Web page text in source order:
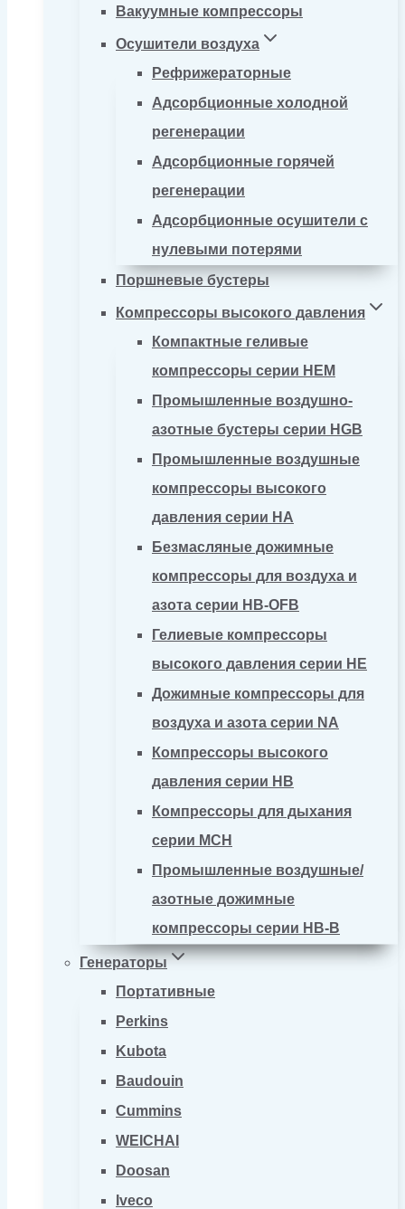
Вакуумные компрессоры
Осушители воздуха
Рефрижераторные
Адсорбционные холодной
регенерации
Адсорбционные горячей
регенерации
Адсорбционные осушители с
нулевыми потерями
Поршневые бустеры
Компрессоры высокого давления
Компактные геливые
компрессоры серии HEM
Промышленные воздушно-
азотные бустеры серии HGB
Промышленные воздушные
компрессоры высокого
давления серии HA
Безмасляные дожимные
компрессоры для воздуха и
азота серии HB-OFB
Гелиевые компрессоры
высокого давления серии HE
Дожимные компрессоры для
воздуха и азота серии NA
Компрессоры высокого
давления серии HB
Компрессоры для дыхания
серии MCH
Промышленные воздушные/
азотные дожимные
компрессоры серии HB-B
Генераторы
Портативные
Perkins
Kubota
Baudouin
Cummins
WEICHAI
Doosan
Iveco